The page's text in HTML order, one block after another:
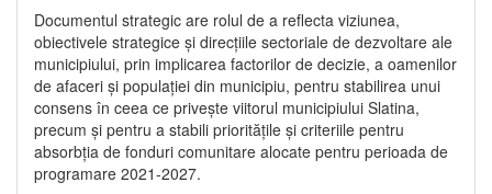
Documentul strategic are rolul de a reflecta viziunea,
obiectivele strategice și direcțiile sectoriale de dezvoltare ale
municipiului, prin implicarea factorilor de decizie, a oamenilor
de afaceri și populației din municipiu, pentru stabilirea unui
consens în ceea ce privește viitorul municipiului Slatina,
precum și pentru a stabili prioritățile și criteriile pentru
absorbția de fonduri comunitare alocate pentru perioada de
programare 2021-2027.